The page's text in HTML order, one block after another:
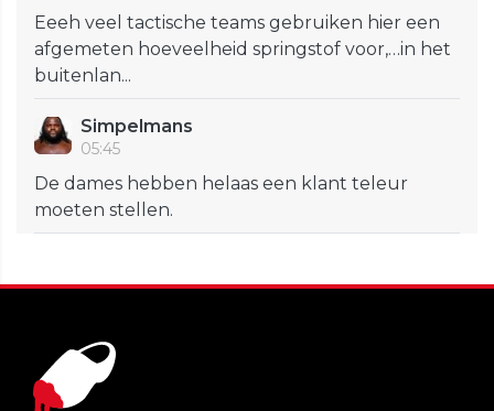
Eeeh veel tactische teams gebruiken hier een
afgemeten hoeveelheid springstof voor,…in het
buitenlan...
Simpelmans
05:45
De dames hebben helaas een klant teleur
moeten stellen.